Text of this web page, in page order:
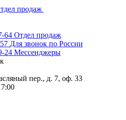
продаж
64 Отдел продаж
Для звонок по России
24 Мессенджеры
пер., д. 7, оф. 33